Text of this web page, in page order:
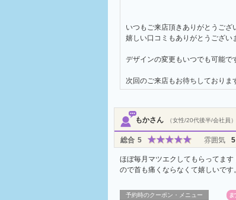
いつもご来店頂きありがとうござ
嬉しい口コミもありがとうござ
デザインの変更もいつでも可能で
次回のご来店もお待ちしておりま
もかさん （女性/20代後半/会社員）
総合 5 雰囲気 5
ほぼ毎月マツエクしてもらってま
ので首も痛くならなくて嬉しいで
予約時のクーポン・メニュー